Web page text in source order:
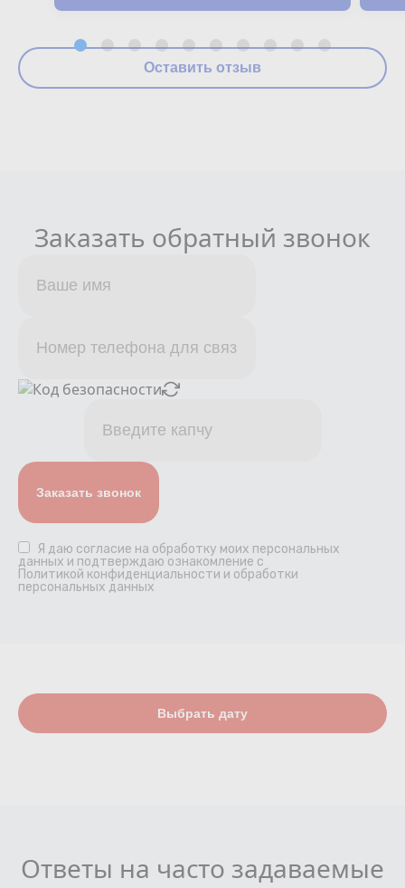
Оставить отзыв
Заказать обратный звонок
Я даю согласие на обработку моих персональных
данных и подтверждаю ознакомление с
Политикой конфиденциальности и обработки
персональных данных
Выбрать дату
Ответы на часто задаваемые